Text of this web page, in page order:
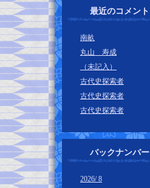
最近のコメント
南畝
丸山 寿成
（未記入）
古代史探索者
古代史探索者
古代史探索者
バックナンバー
2026/ 8